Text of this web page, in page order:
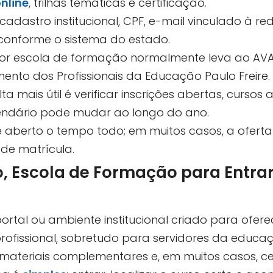
institucional, CPF, e-mail vinculado à
o sistema do estado.
escola de formação normalmente leva ao AVA
dos Profissionais da Educação Paulo Freire.
mais útil é verificar inscrições abertas,
pode mudar ao longo do ano.
o tempo todo; em muitos casos, a
matrícula.
Escola de Formação para
ou ambiente institucional criado para
sobretudo para servidores da
complementares e, em muitos casos,